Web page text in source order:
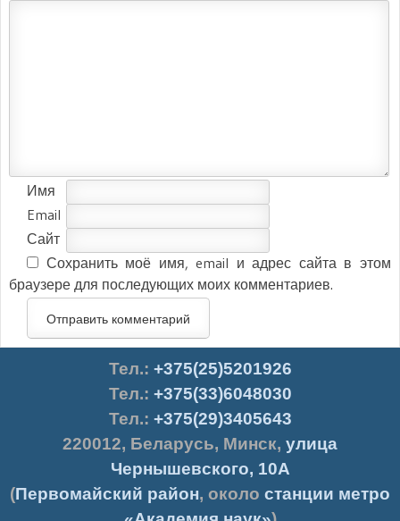
Имя
Email
Сайт
Сохранить моё имя, email и адрес сайта в этом
браузере для последующих моих комментариев.
Тел.: +375(25)5201926
Тел.: +375(33)6048030
Тел.: +375(29)3405643
220012, Беларусь, Минск, улица
Чернышевского, 10А
(Первомайский район, около станции метро